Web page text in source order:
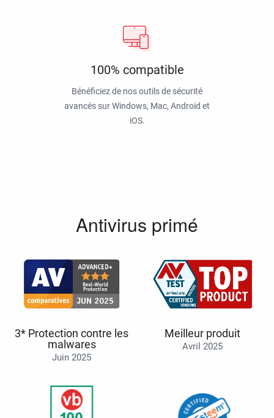
100% compatible
Bénéficiez de nos outils de sécurité
avancés sur Windows, Mac, Android et
iOS.
Antivirus primé
3* Protection contre les
malwares
Juin 2025
Meilleur produit
Avril 2025